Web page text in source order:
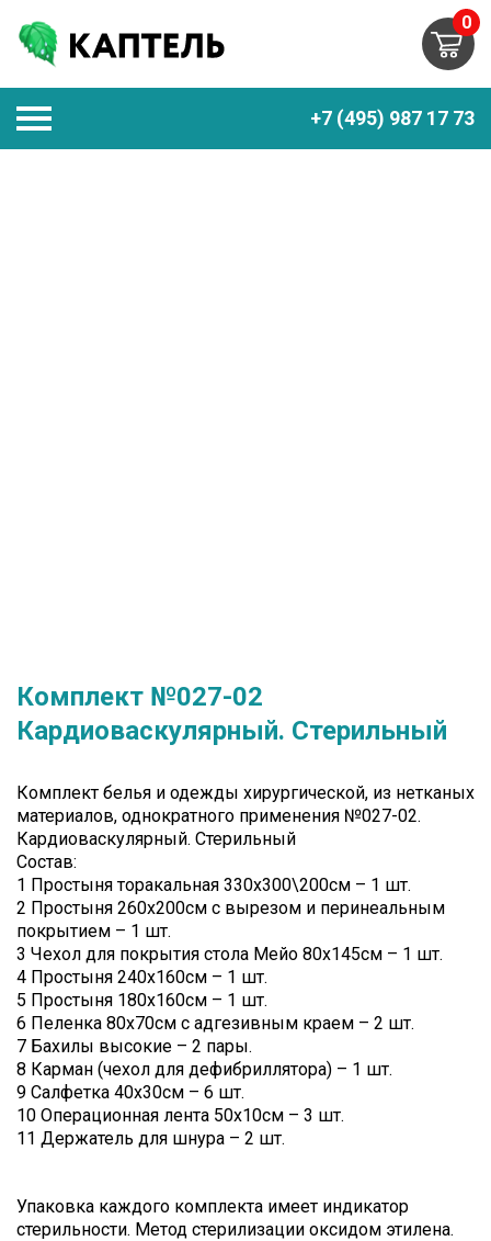
0
+7 (495) 987 17 73
Комплект №027-02
Кардиоваскулярный. Стерильный
Комплект белья и одежды хирургической, из нетканых
материалов, однократного применения №027-02.
Кардиоваскулярный. Стерильный
Состав:
1 Простыня торакальная 330х300\200см – 1 шт.
2 Простыня 260х200см с вырезом и перинеальным
покрытием – 1 шт.
3 Чехол для покрытия стола Мейо 80х145см – 1 шт.
4 Простыня 240х160см – 1 шт.
5 Простыня 180х160см – 1 шт.
6 Пеленка 80х70см с адгезивным краем – 2 шт.
7 Бахилы высокие – 2 пары.
8 Карман (чехол для дефибриллятора) – 1 шт.
9 Салфетка 40х30см – 6 шт.
10 Операционная лента 50х10см – 3 шт.
11 Держатель для шнура – 2 шт.
Упаковка каждого комплекта имеет индикатор
стерильности. Метод стерилизации оксидом этилена.